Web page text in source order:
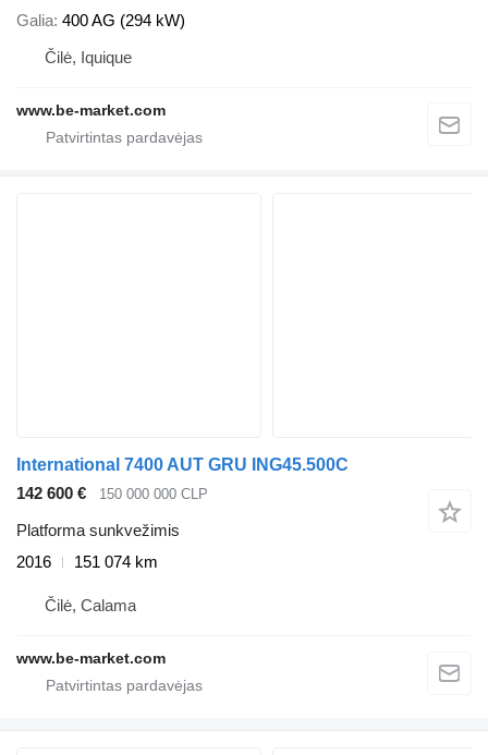
Galia 400 AG (294 kW)
Čilė, Iquique
www.be-market.com
International 7400 AUT GRU ING45.500C
142 600 €
150 000 000 CLP
Platforma sunkvežimis
2016
151 074 km
Čilė, Calama
www.be-market.com